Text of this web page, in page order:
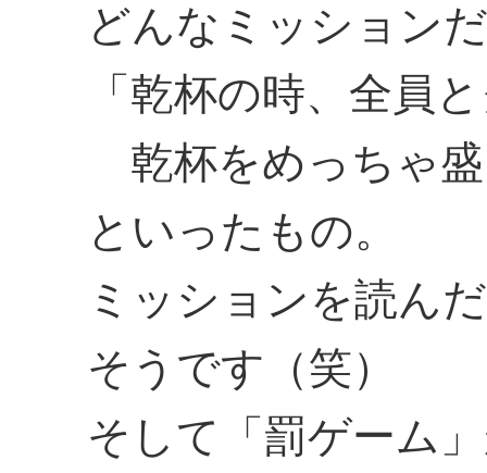
どんなミッション
「乾杯の時、全員
乾杯をめっちゃ
といったもの。
ミッションを読ん
そうです（笑）
そして「罰ゲーム